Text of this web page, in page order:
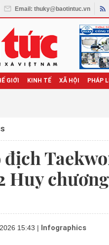
Email: thuky@baotintuc.vn
GIỚI KINH TẾ XÃ HỘI PHÁP
địch
Huy
15:43 | Infographics